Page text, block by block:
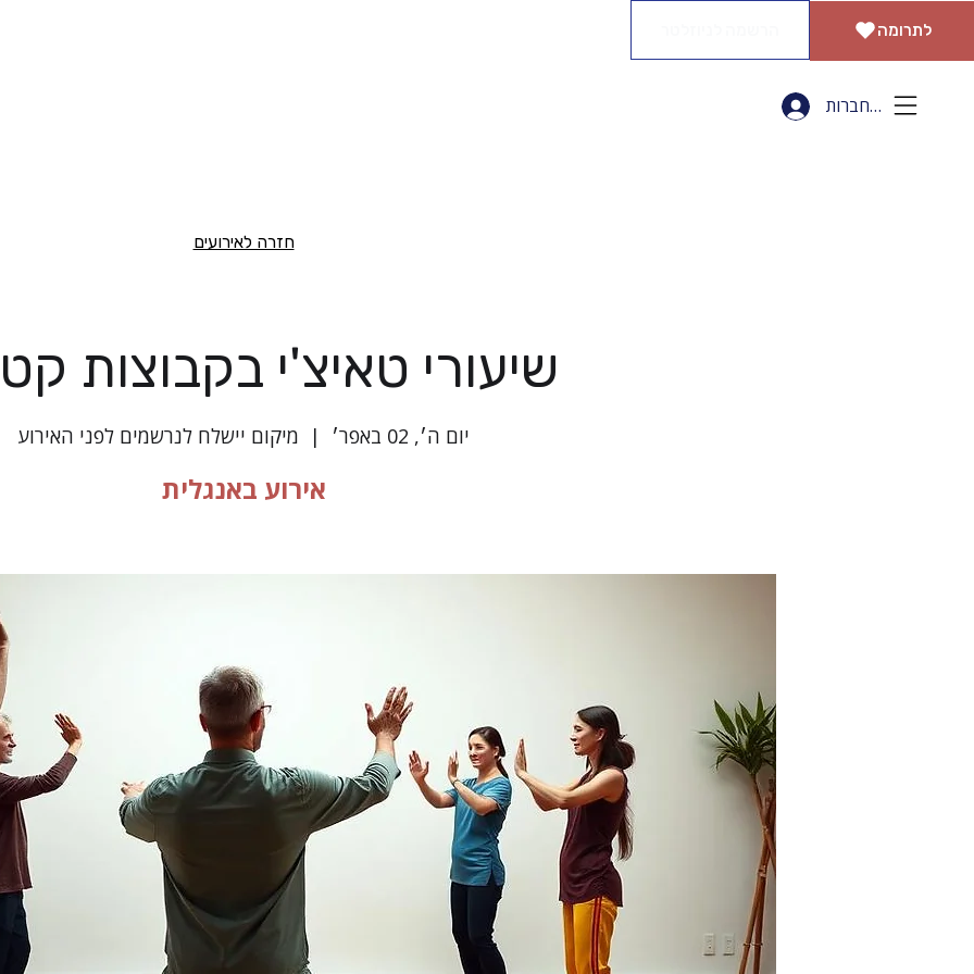
לתרומה
להתחברות
חזרה לאירועים
שיעורי טאיצ'י בקבוצות
יום ה׳, 02 באפר׳
  |
מיקום יישלח לנרשמים לפני האירוע
אירוע באנגלית